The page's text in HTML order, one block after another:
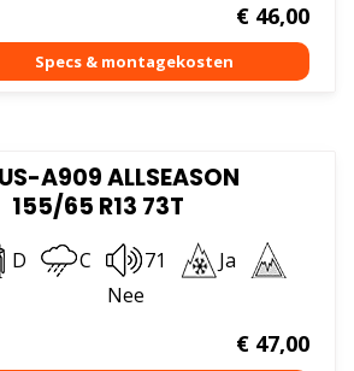
€46,00
A909 ALLSEASON
155/65 R13 73T
D C 71
Ja
Nee
€47,00